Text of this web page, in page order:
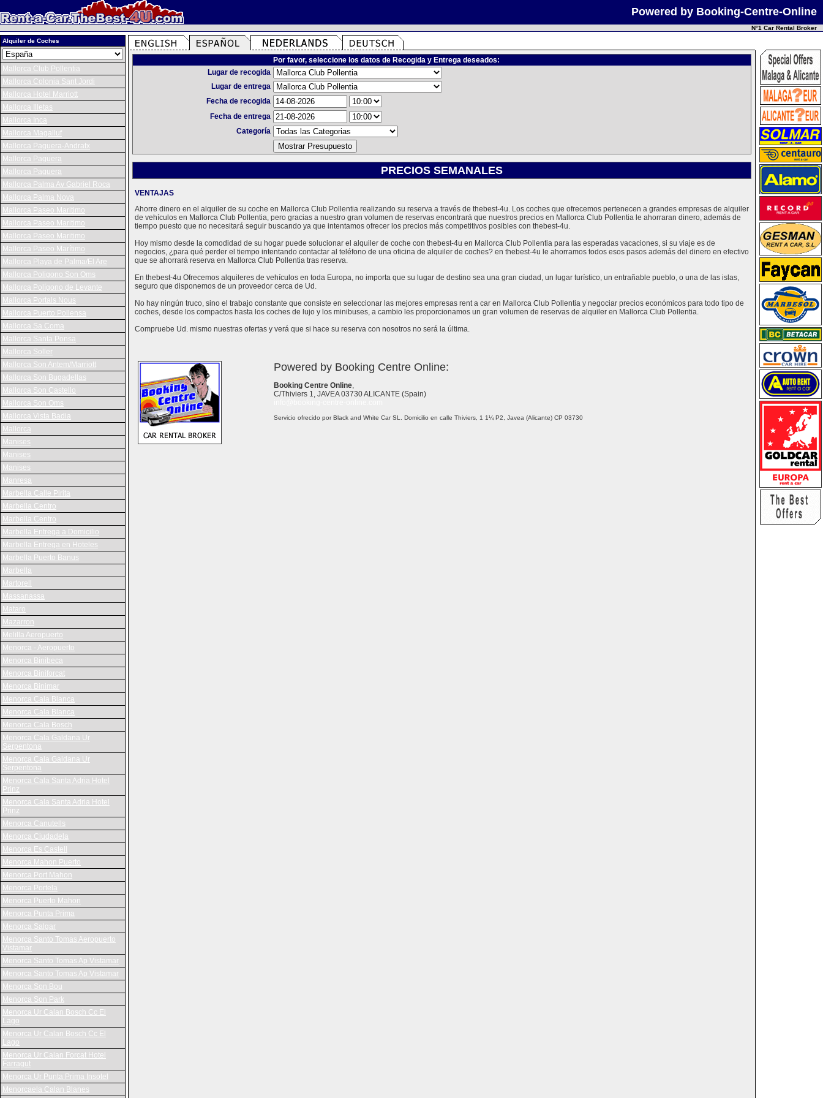
Powered by Booking-Centre-Online
N°1 Car Rental Broker
Alquiler de Coches
Mallorca Club Pollentia
Mallorca Colonia Sant Jordi
Mallorca Hotel Marriott
Mallorca Illetas
Mallorca Inca
Mallorca Magalluf
Mallorca Paguera-Andratx
Mallorca Paguera
Mallorca Paguera
Mallorca Palma Av Gabriel Roca
Mallorca Palma Nova
Mallorca Paseo Maritimo
Mallorca Paseo Maritimo
Mallorca Paseo Maritimo
Mallorca Paseo Marítimo
Mallorca Playa de Palma/El Are
Mallorca Poligono Son Oms
Mallorca Polígono de Levante
Mallorca Portals Nous
Mallorca Puerto Pollensa
Mallorca Sa Coma
Mallorca Santa Ponsa
Mallorca Soller
Mallorca Son Antem/Marriott
Mallorca Son Bugadellas
Mallorca Son Castello
Mallorca Son Oms
Mallorca Vista Badia
Mallorca
Manises
Manises
Manises
Manresa
Marbella Calle Pirita
Marbella Centro
Marbella Centro
Marbella Entrega a Domicilio
Marbella Entrega en Hoteles
Marbella Puerto Banus
Marbella
Martorell
Massanassa
Mataro
Mazarron
Melilla Aeropuerto
Menorca - Aeropuerto
Menorca Binibeca
Menorca Biniforcat
Menorca Binimar
Menorca Cala Blanca
Menorca Cala Blanca
Menorca Cala Bosch
Menorca Cala Galdana Ur
Serpentona
Menorca Cala Galdana Ur
Serpentona
Menorca Cala Santa Adria Hotel
Prinz
Menorca Cala Santa Adria Hotel
Prinz
Menorca Canutells
Menorca Ciudadela
Menorca Es Castell
Menorca Mahon Puerto
Menorca Port Mahon
Menorca Portela
Menorca Puerto Mahon
Menorca Punta Prima
Menorca Salgar
Menorca Santo Tomas Aeropuerto
Vistamar
Menorca Santo Tomas Ap Vistamar
Menorca Santo Tomas Ap Vistamar
Menorca Son Bou
Menorca Son Park
Menorca Ur Calan Bosch Cc El
Lago
Menorca Ur Calan Bosch Cc El
Lago
Menorca Ur Calan Forcat Hotel
Farragut
Menorca Ur Punta Prima Insotel
Menorcaela Calan Blanes
Por favor, seleccione los datos de Recogida y Entrega deseados:
Lugar de recogida
Lugar de entrega
Fecha de recogida
Fecha de entrega
Categoría
PRECIOS SEMANALES
VENTAJAS
Ahorre dinero en el alquiler de su coche en Mallorca Club Pollentia realizando su reserva a través de thebest-4u. Los coches que ofrecemos pertenecen a grandes empresas de alquiler
de vehículos en Mallorca Club Pollentia, pero gracias a nuestro gran volumen de reservas encontrará que nuestros precios en Mallorca Club Pollentia le ahorraran dinero, además de
tiempo puesto que no necesitará seguir buscando ya que intentamos ofrecer los precios más competitivos posibles con thebest-4u.
Hoy mismo desde la comodidad de su hogar puede solucionar el alquiler de coche con thebest-4u en Mallorca Club Pollentia para las esperadas vacaciones, si su viaje es de
negocios, ¿para qué perder el tiempo intentando contactar al teléfono de una oficina de alquiler de coches? en thebest-4u le ahorramos todos esos pasos además del dinero en efectivo
que se ahorrará reserva en Mallorca Club Pollentia tras reserva.
En thebest-4u Ofrecemos alquileres de vehículos en toda Europa, no importa que su lugar de destino sea una gran ciudad, un lugar turístico, un entrañable pueblo, o una de las islas,
seguro que disponemos de un proveedor cerca de Ud.
No hay ningún truco, sino el trabajo constante que consiste en seleccionar las mejores empresas rent a car en Mallorca Club Pollentia y negociar precios económicos para todo tipo de
coches, desde los compactos hasta los coches de lujo y los minibuses, a cambio les proporcionamos un gran volumen de reservas de alquiler en Mallorca Club Pollentia.
Compruebe Ud. mismo nuestras ofertas y verá que si hace su reserva con nosotros no será la última.
Powered by Booking Centre Online:
Booking Centre Online,
C/Thiviers 1, JAVEA 03730 ALICANTE (Spain)
Servicio ofrecido por Black and White Car SL. Domicilio en calle Thiviers, 1 1¼ P2, Javea (Alicante) CP 03730